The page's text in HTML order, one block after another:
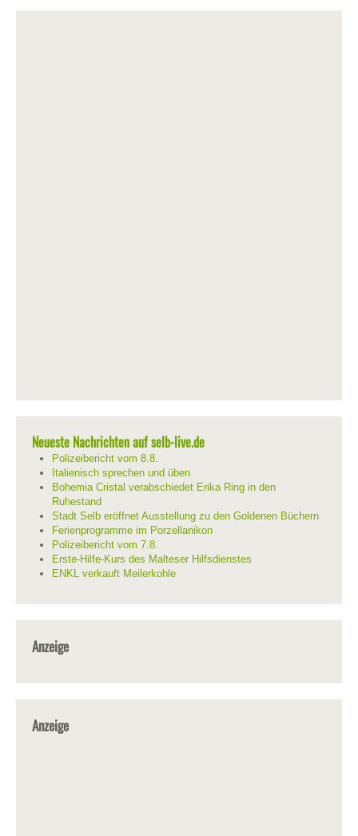
Neueste Nachrichten auf selb-live.de
Polizeibericht vom 8.8.
Italienisch sprechen und üben
Bohemia Cristal verabschiedet Erika Ring in den
Ruhestand
Stadt Selb eröffnet Ausstellung zu den Goldenen Büchern
Ferienprogramme im Porzellanikon
Polizeibericht vom 7.8.
Erste-Hilfe-Kurs des Malteser Hilfsdienstes
ENKL verkauft Meilerkohle
Anzeige
Anzeige